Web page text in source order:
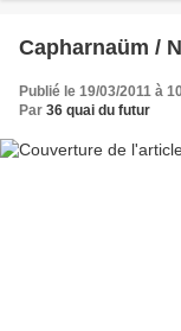
Capharnaüm /
Publié le 19/03/2011 à
Par 36 quai du futur